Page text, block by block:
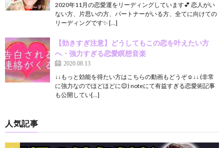
2020年11月の恋愛運をリーディングしています💕 恋人がい
ない方、片思いの方、パートナーがいる方、全てに向けての
リーディングです✨ […]
【効きすぎ注意】どうしてもこの恋を叶えたい方
へ・強力すぎる恋愛瞑想音楽
2020.08.13
↓↓もっと効能を得たい方はこちらの動画もどうぞ☺️↓↓ (非常
に強力なのでほどほどに😌) noteにて有益すぎる恋愛術記事
も公開してい[…]
人気記事